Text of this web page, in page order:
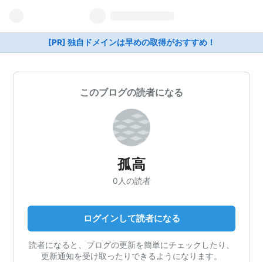
[PR] 独自ドメインは早めの取得がおすすめ！
このブログの読者になる
孤高
0人の読者
ログインして読者になる
読者になると、ブログの更新を簡単にチェックしたり、
更新通知を受け取ったりできるようになります。